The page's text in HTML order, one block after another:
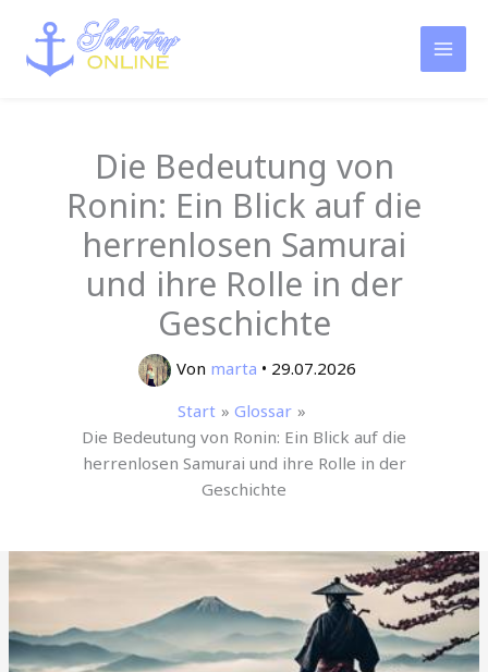
Inhalt
springen
Die Bedeutung von
Ronin: Ein Blick auf die
herrenlosen Samurai
und ihre Rolle in der
Geschichte
Von marta • 29.07.2026
Start
Glossar
Die Bedeutung von Ronin: Ein Blick auf die
herrenlosen Samurai und ihre Rolle in der
Geschichte